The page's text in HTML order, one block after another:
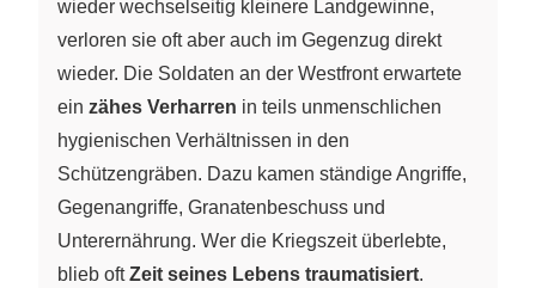
wieder wechselseitig kleinere Landgewinne,
verloren sie oft aber auch im Gegenzug direkt
wieder. Die Soldaten an der Westfront erwartete
ein zähes Verharren in teils unmenschlichen
hygienischen Verhältnissen in den
Schützengräben. Dazu kamen ständige Angriffe,
Gegenangriffe, Granatenbeschuss und
Unterernährung. Wer die Kriegszeit überlebte,
blieb oftZeit seines Lebens traumatisiert.